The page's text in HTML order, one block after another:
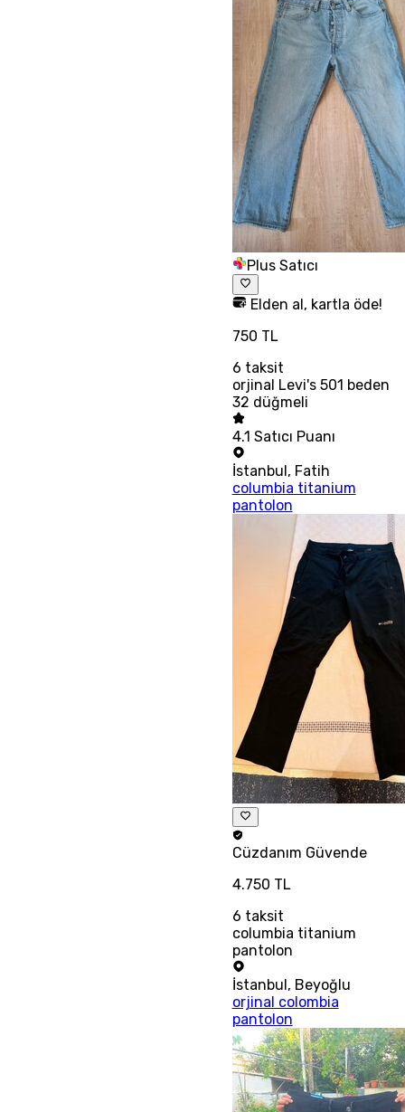
Plus Satıcı
Elden al, kartla öde!
750 TL
6 taksit
orjinal Levi's 501 beden
32 düğmeli
4.1 Satıcı Puanı
İstanbul, Fatih
columbia titanium
pantolon
Cüzdanım Güvende
4.750 TL
6 taksit
columbia titanium
pantolon
İstanbul, Beyoğlu
orjinal colombia
pantolon